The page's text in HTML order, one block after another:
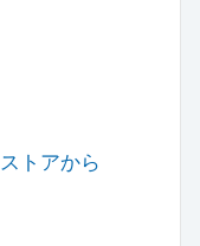
トアから